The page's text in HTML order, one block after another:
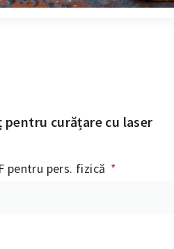
curățare cu laser
pentru pers. fizică